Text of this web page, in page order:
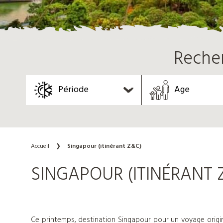
colonies
Période Age
Accueil ❯ Singapour (itinérant Z&C)
SINGAPOUR (ITINÉRANT
Ce printemps, destination Singapour pour un voyage